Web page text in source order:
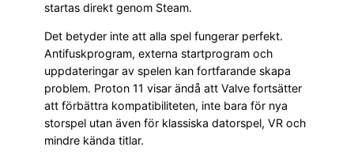
startas direkt genom Steam.
Det betyder inte att alla spel fungerar perfekt.
Antifuskprogram, externa startprogram och
uppdateringar av spelen kan fortfarande skapa
problem. Proton 11 visar ändå att Valve fortsätter
att förbättra kompatibiliteten, inte bara för nya
storspel utan även för klassiska datorspel, VR och
mindre kända titlar.